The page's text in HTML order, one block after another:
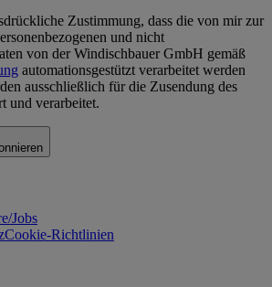
Zustimmung, dass die von mir zur
und nicht
von derWindischbauer GmbH gemäß
automationsgestützt verarbeitet werden
ausschließlich für die Zusendung des
und verarbeitet.
Jobs
Cookie-Richtlinien